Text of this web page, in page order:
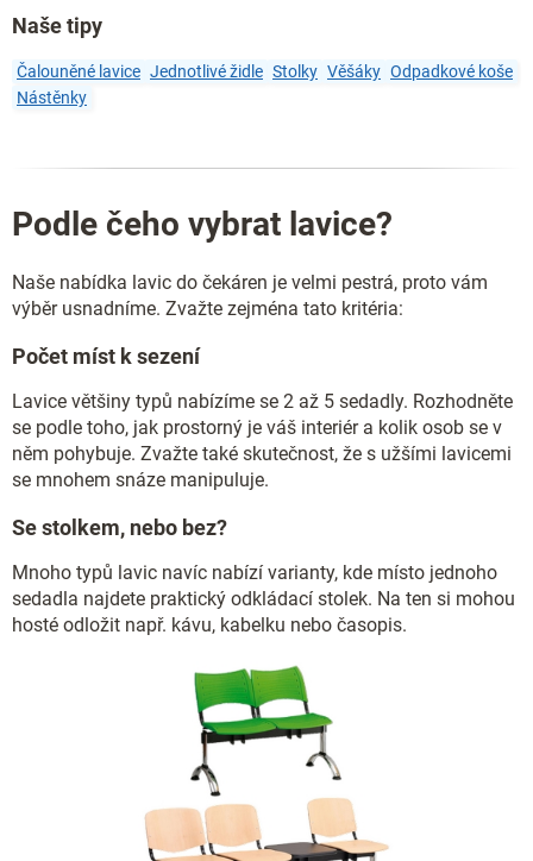
k
p
s
u
Naše tipy
Čalouněné lavice Jednotlivé židle Stolky Věšáky Odpadkové koše
Nástěnky
Podle čeho vybrat lavice?
Naše nabídka lavic do čekáren je velmi pestrá, proto vám
výběr usnadníme. Zvažte zejména tato kritéria:
Počet míst k sezení
Lavice většiny typů nabízíme se 2 až 5 sedadly. Rozhodněte
se podle toho, jak prostorný je váš interiér a kolik osob se v
něm pohybuje. Zvažte také skutečnost, že s užšími lavicemi
se mnohem snáze manipuluje.
Se stolkem, nebo bez?
Mnoho typů lavic navíc nabízí varianty, kde místo jednoho
sedadla najdete praktický odkládací stolek. Na ten si mohou
hosté odložit např. kávu, kabelku nebo časopis.